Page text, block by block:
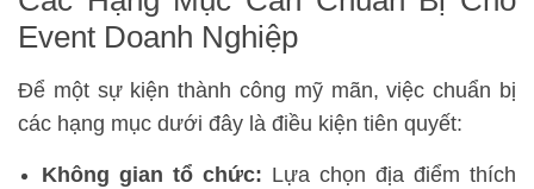
Event Doanh Nghiệp
Để một sự kiện thành công mỹ mãn, việc chuẩn bị
các hạng mục dưới đây là điều kiện tiên quyết:
Không gian tổ chức: Lựa chọn địa điểm thích